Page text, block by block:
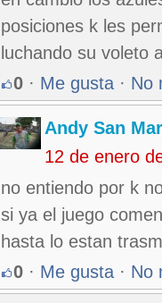
posiciones k les
luchando su voleto
0 · Me gusta · No
Andy San
12 de enero
no entiendo por k
si ya el juego
hasta lo estan
0 · Me gusta · No